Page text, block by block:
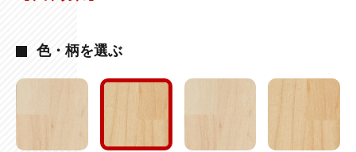
色・柄を選ぶ